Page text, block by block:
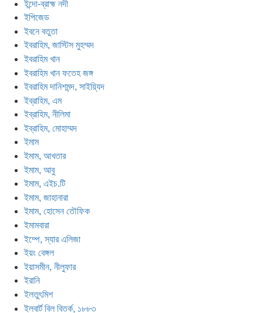
ইন্দো-ব্রাহ্ম নদী
ইপিজেড
ইবনে বতুতা
ইবরাহিম, জাস্টিস মুহম্মদ
ইবরাহিম খান
ইবরাহিম খান ফতেহ জঙ্গ
ইবরাহিম দানিশমন্দ, সাইয়্যিদ
ইব্রাহিম, এম
ইব্রাহিম, নীলিমা
ইব্রাহিম, মোহাম্মদ
ইমাম
ইমাম, আখতার
ইমাম, আবু
ইমাম, এইচ.টি
ইমাম, জাহানারা
ইমাম, হোসেন তৌফিক
ইমামবারা
ইম্পে, স্যার এলিজা
ইয়ং বেঙ্গল
ইয়াসমীন, নীলুফার
ইরানি
ইলতুৎমিশ
ইলবার্ট বিল বিতর্ক, ১৮৮৩